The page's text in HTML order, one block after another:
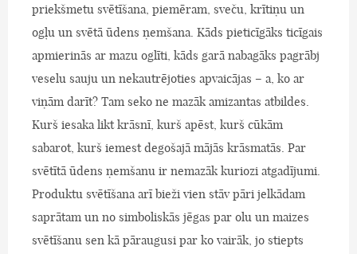
priekšmetu svētīšana, piemēram, sveču, krītiņu un
ogļu un svētā ūdens ņemšana. Kāds pieticīgāks ticīgais
apmierinās ar mazu oglīti, kāds garā nabagāks pagrābj
veselu sauju un nekautrējoties apvaicājas – a, ko ar
viņām darīt? Tam seko ne mazāk amizantas atbildes.
Kurš iesaka likt krāsnī, kurš apēst, kurš cūkām
sabarot, kurš iemest degošajā mājās krāsmatās. Par
svētītā ūdens ņemšanu ir nemazāk kuriozi atgadījumi.
Produktu svētīšana arī bieži vien stāv pāri jelkādam
saprātam un no simboliskās jēgas par olu un maizes
svētīšanu sen kā pāraugusi par ko vairāk, jo stiepts